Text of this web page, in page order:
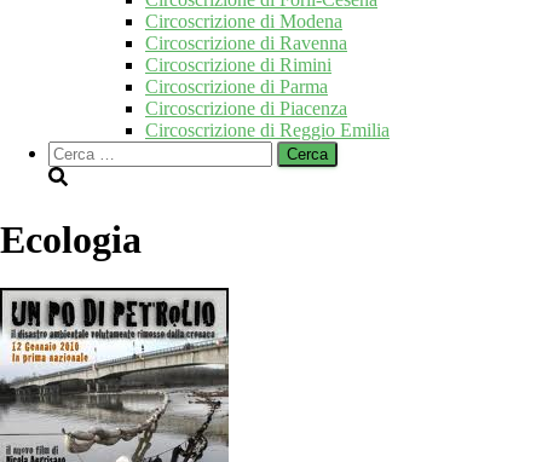
Circoscrizione di Modena
Circoscrizione di Ravenna
Circoscrizione di Rimini
Circoscrizione di Parma
Circoscrizione di Piacenza
Circoscrizione di Reggio Emilia
Ricerca
per:
Ecologia